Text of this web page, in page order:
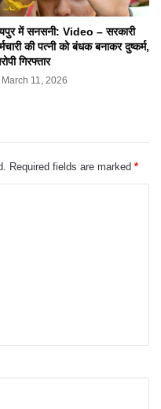
में सनसनी: Video – सरकारी
की पत्नी को बंधक बनाकर दुष्कर्म,
गिरफ्तार
March 11, 2026
Required fields are marked *